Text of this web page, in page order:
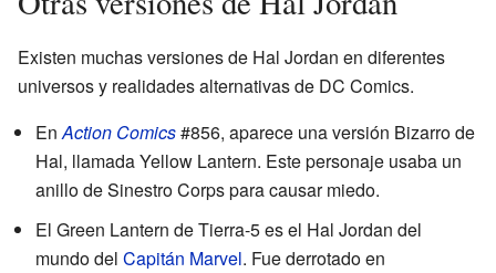
Existen muchas versiones de Hal Jordan en diferentes
universos y realidades alternativas de DC Comics.
EnAction Comics#856, aparece una versión Bizarro de
Hal, llamada Yellow Lantern. Este personaje usaba un
anillo de Sinestro Corps para causar miedo.
El Green Lantern de Tierra-5 es el Hal Jordan del
mundo del Capitán Marvel. Fue derrotado en